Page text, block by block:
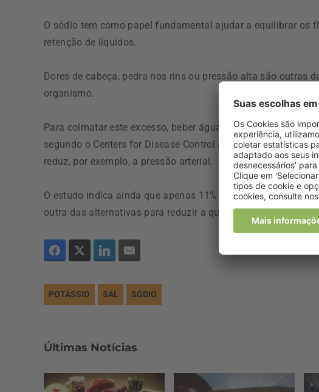
O sódio tem como papel fundamental ajudar a equilibrar os
retenção de líquidos.
Dores de cabeça, pedra nos rins ou pressão alta são outras
organismo.
Para colmatar este excesso, beber água e comer alimentos
segundo o Centers for Disease Control and Prevention
reduz, por exemplo, a pressão arterial.
O estudo indica ainda que apenas 11% do sódio que come
outra das alternativas para reduzir a quantidade de sódio
POTÁSSIO SAL SÓDIO
Últimas Notícias